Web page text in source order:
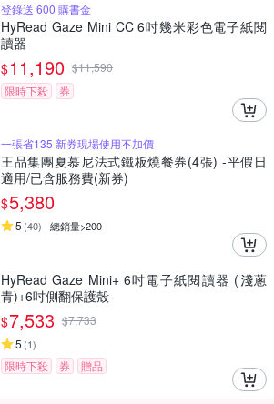
登錄送 600 購書金
HyRead Gaze Mini CC 6吋幾米彩色電子紙閱
讀器
$11,190 $11,590
限時下殺
券
一張省135 新券現場使用不加價
王品集團夏慕尼法式鐵板燒餐券(4張) -平假日
適用/已含服務費(新券)
$5,380
5 (40) 總銷量>200
HyRead Gaze Mini+ 6吋電子紙閱讀器 (淺蔥
青)+6吋側翻保護殼
$7,533 $7,733
5 (1)
限時下殺 券 贈品